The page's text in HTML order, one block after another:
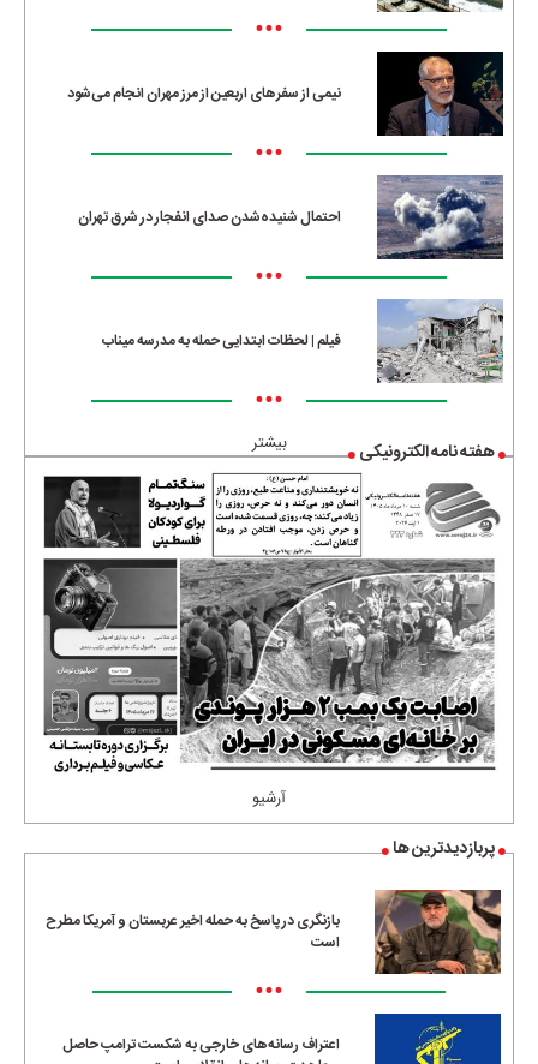
•••
نیمی از سفرهای اربعین از مرز مهران انجام می‌شود
•••
احتمال شنیده‌شدن صدای انفجار در شرق تهران
•••
فیلم | لحظات ابتدایی حمله به مدرسه میناب
•••
بیشتر هفته نامه الکترونیکی
آرشیو
پربازدیدترین ها
بازنگری در پاسخ به حمله اخیر عربستان و آمریکا مطرح
است
•••
اعتراف رسانه‌های خارجی به شکست ترامپ حاصل